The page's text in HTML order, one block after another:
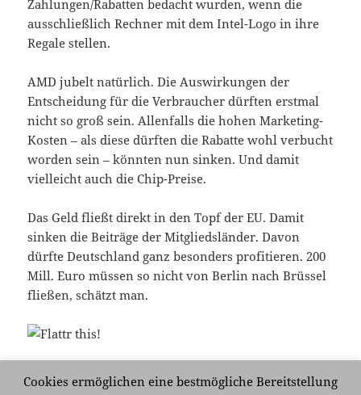
Zahlungen/Rabatten bedacht wurden, wenn die
ausschließlich Rechner mit dem Intel-Logo in ihre
Regale stellen.
AMD jubelt natürlich. Die Auswirkungen der
Entscheidung für die Verbraucher dürften erstmal
nicht so groß sein. Allenfalls die hohen Marketing-
Kosten – als diese dürften die Rabatte wohl verbucht
worden sein – könnten nun sinken. Und damit
vielleicht auch die Chip-Preise.
Das Geld fließt direkt in den Topf der EU. Damit
sinken die Beiträge der Mitgliedsländer. Davon
dürfte Deutschland ganz besonders profitieren. 200
Mill. Euro müssen so nicht von Berlin nach Brüssel
fließen, schätzt man.
Schlagwörter
,Chip
Cookies ermöglichen eine bestmögliche Bereitstellung